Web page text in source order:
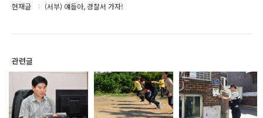
현재글 (서부) 얘들아, 경찰서 가자!
관련글